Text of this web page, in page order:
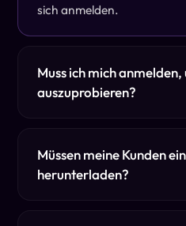
sich anmelden.
Muss ich mich
auszuprobieren?
Müssen meine Kunden
herunterladen?